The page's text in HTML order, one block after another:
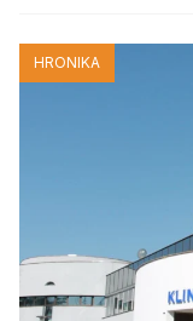
HRONIKA